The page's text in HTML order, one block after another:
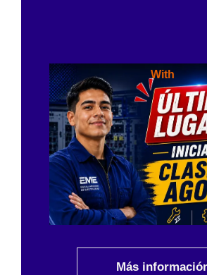
With
Más